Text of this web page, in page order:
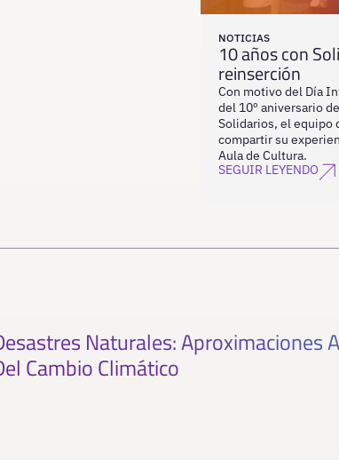
NOTICIAS
10 años con
reinserción
Con motivo del Día
del 10º aniversario
Solidarios, el equipo
compartir su
Aula de Cultura.
SEGUIR LEYENDO
Naturales: Aproximaciones
Cambio Climático